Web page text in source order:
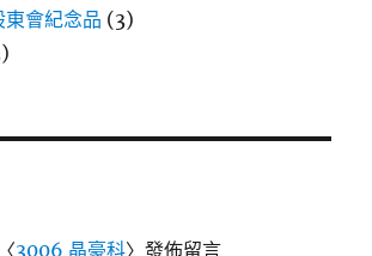
東會紀念品 (3)
3006 晶豪科〉發佈留言